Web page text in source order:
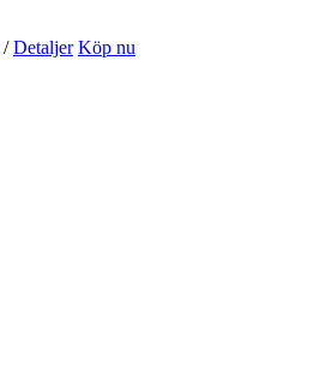
/ Detaljer Köp nu